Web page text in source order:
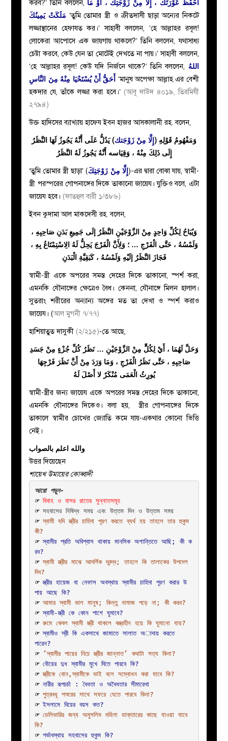
করব?’ তিনি বললেন, احْفَظْ عَوْرَتَكَ ، إِلَّا مِنْ زَوْجَتِكَ ، أَوْ مَا
مَلَكَتْ يَمِينُكَ ‘তুমি তোমার স্ত্রী ও ক্রীতদাসী ছাড়া অন্যের নিকটে
লজ্জাস্থানের হেফাযত কর।’ সাহাবী বললেন, ‘হে আল্লাহর রসূল!
লোকেরা আপোসে এক জায়গায় থাকলে?’ তিনি বললেন, যথাসাধ্য
চেষ্টা করবে, কেউ যেন তা মোটেই দেখতে না পায়।’ সাহাবী বললেন,
‘হে আল্লাহর রসূল! কেউ যদি নির্জনে থাকে?’ তিনি বললেন, اللهُ
أَحَقُّ أَنْ يُسْتَحْيَا مِنْهُ مِنَ النَّاسِ ‘মানুষ অপেক্ষা আল্লাহ এর বেশী
হকদার যে, তাঁকে লজ্জা করা হবে।’(আবূ দাঊদ ৪০১৯, তিরমিযী
২৭৯৪)
উক্ত হাদিসের ব্যাখ্যায় হাফেয ইবন হাজর আসকালানী রহ. বলেন,
وَمَفْهُومُ قَوْلِهِ ( إِلَّا مِنْ زَوْجَتك) يَدُلُّ عَلَى أَنَّهُ يَجُوزُ لَهَا النَّظَرُ
إِلَى ذَلِكَ مِنْهُ ، وَقِيَاسه أَنَّهُ يَجُوزُ لَهُ النَّظَرُ
‘তুমি তোমার স্ত্রী ছাড়া’ (إِلَّا مِنْ زَوْجَتِكَ )-এর দ্বারা বোঝা যায়, স্বামী-
স্ত্রী পরস্পরের গোপনাঙ্গের দিকে তাকানো জায়েয। যুক্তিও বলে, এটা
জায়েয হবে। (ফাতহুল বারী ১/৩৮৬)
ইবন কুদামা আল মাকদেসী রহ. বলেন,
وَيُبَاحُ لِكُلِّ وَاحِدٍ مِنْ الزَّوْجَيْنِ النَّظَرُ إلَى جَمِيعِ بَدَنِ صَاحِبِهِ ،
وَلَمْسُهُ ، حَتَّى الْفَرْجِ … ؛ وَلِأَنَّ الْفَرْجَ يَحِلُّ لَهُ الِاسْتِمْتَاعُ بِهِ ،
فَجَازَ النَّظَرُ إلَيْهِ وَلَمْسُهُ ، كَبَقِيَّةِ الْبَدَنِ
স্বামী-স্ত্রী একে অপরের সমস্ত দেহের দিকে তাকানো, স্পর্শ করা,
এমনকি যৌনাঙ্গের ক্ষেত্রেও বৈধ। কেননা, যৌনাঙ্গে মিলন হালাল।
সুতরাং শরীরের অন্যান্য অঙ্গের মত তা দেখা ও স্পর্শ করাও
জায়েয। (আল মুগনী ৭/৭৭)
হাশিয়াতুত দাসুকী (২/২১৫)-তে আছে,
وَحَلَّ لَهُمَا ، أَيْ لِكُلٍّ مِنْ الزَّوْجَيْنِ … نَظَرُ كُلِّ جُزْءٍ مِنْ جَسَدِ
صَاحِبِهِ ، حَتَّى نَظَرُ الْفَرْجِ ، وَمَا وَرَدَ مِنْ أَنَّ نَظَرَ فَرْجِهَا
يُورِثُ الْعَمَى مُنْكَرٌ لا أَصْلَ لَهُ
স্বামী-স্ত্রীর জন্য জায়েয একে অপরের সমস্ত দেহের দিকে তাকানো,
এমনকি যৌনাঙ্গের দিকেও। বলা হয়, স্ত্রীর গোপনাঙ্গের দিকে
তাকালে স্বামীর চোখের জ্যোতি কমে যায়-একথার কোনো ভিত্তি
নেই।
والله اعلم بالصواب
উত্তর দিয়েছেন
শায়েখ উমায়ের কোব্বাদী
☞ বিবাহ ও বাসর রাতের সুন্নাতসমূহ
☞ সহবাসের নিষিদ্ধ সময় এবং উত্তম দিন ও উত্তম সময়
☞ স্বামী যদি স্ত্রীর চাহিদা পূরণ করতে ব্যর্থ হয় তাহলে তার হুকুম
কী?
☞ স্বামীর প্রতি অবিশ্বাস থাকায় মানসিক অশান্তিতে আছি; কী ক
রব?
☞ স্বামী স্ত্রীর মাঝে আদর্শিক দ্বন্দ্ব; তাহলে কি তালাকের উপদেশ
দিব?
☞ স্ত্রীর হায়েজ বা নেফাস অবস্থায় স্বামীর চাহিদা পূরণ করার উ
পায় আছে কি?
☞ আমার স্বামী ভাল মানুষ; কিন্তু নামাজ পড়ে না; কী করব?
☞ স্বামী-স্ত্রী কে কোন পাশে ঘুমাবে?
☞ রুমে কেবল স্বামী স্ত্রী থাকলে বস্ত্রহীন হয়ে কি ঘুমানো যায়?
☞ স্বামীও স্রী কি একসাথে জামাতে সালাত অাদায় করতে
পারেন?
☞ ‘স্বামীর পায়ের নিচে স্ত্রীর জান্নাত’ কথাটা সত্য কিনা?
☞ বৌয়ের দুধ স্বামীর মুখে দিতে পারবে কি?
☞ স্ত্রীকে বোন,স্বামীকে ভাই বলে সম্বোধন করা যাবে কি?
☞ নারীর রূপচর্চা : বৈধতা ও অবৈধতার সীমারেখা
☞ পুত্রবধূ শশুরের সাথে সফরে যেতে পারবে কিনা?
☞ ইসলামে বিয়ের বয়স কত?
☞ ডেলিভারির জন্য অমুসলিম মহিলা ডাক্তারের কাছে যাওয়া যাবে
কি?
☞ গর্ভাবস্থায় সহবাসের হুকুম কি?